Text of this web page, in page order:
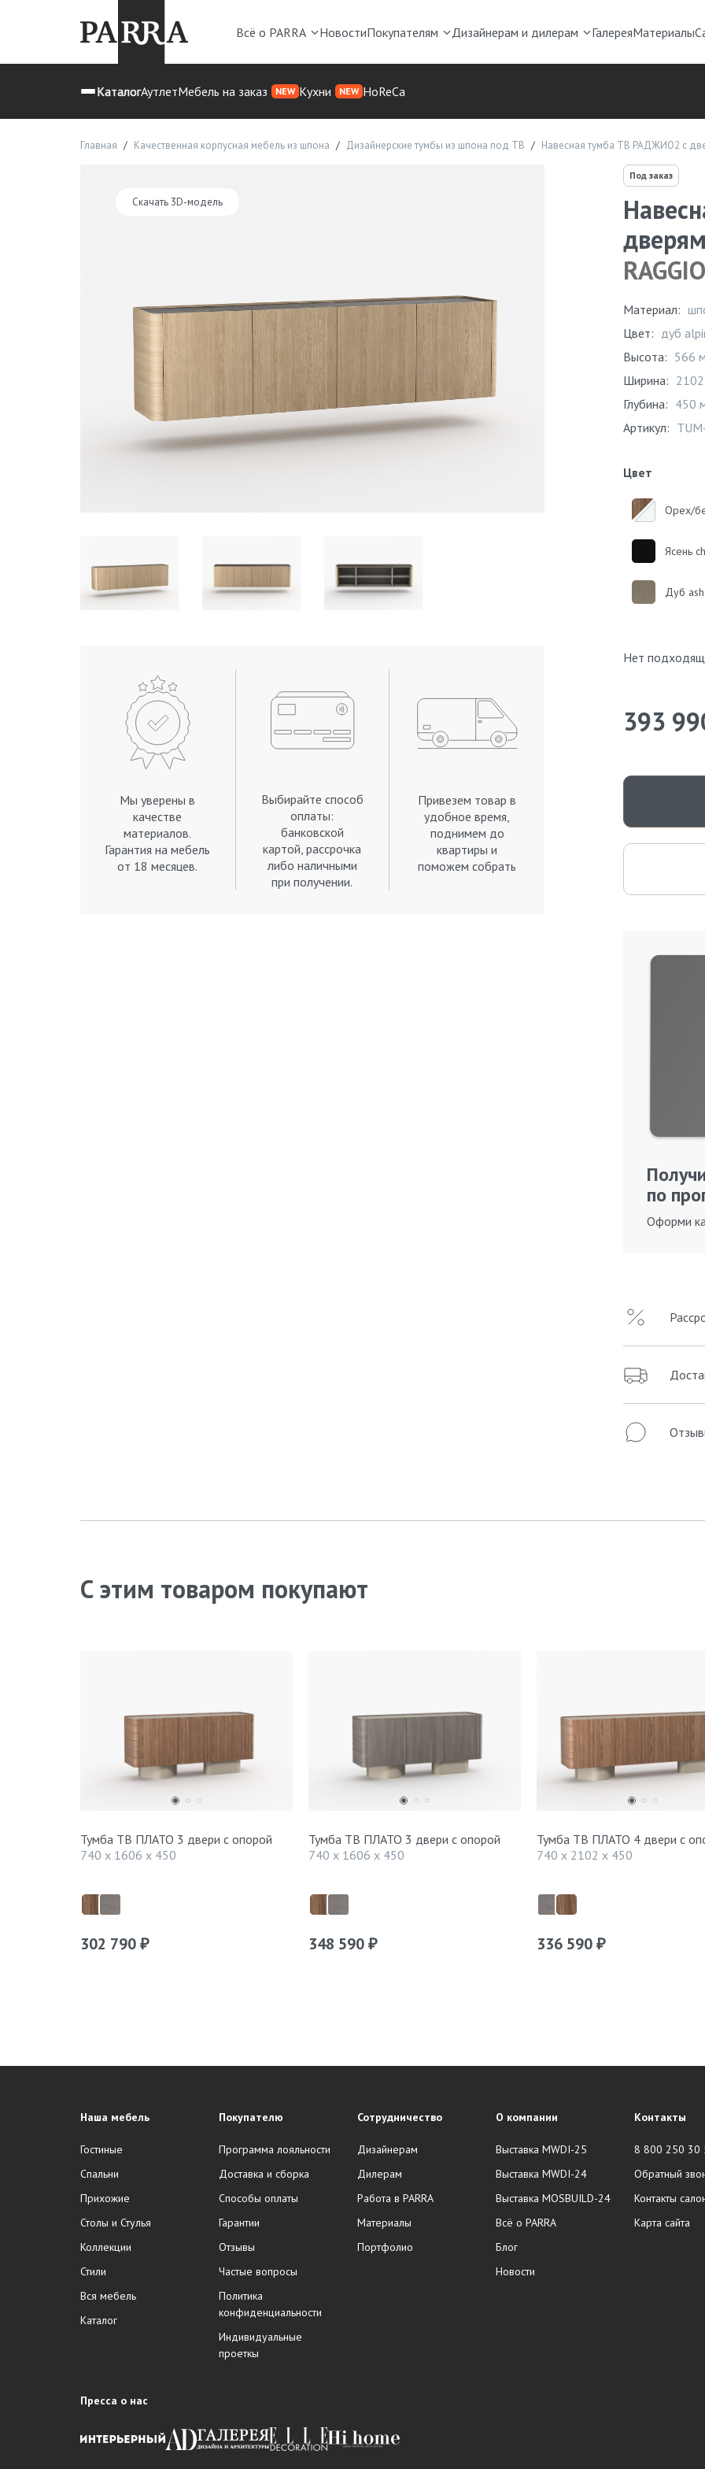
Всё о PARRA НовостиПокупателям Дизайнерам и дилерам ГалереяМатериалы
КаталогАутлетМебель на заказ NEW Кухни NEW HoReCa
Главная Качественная корпусная мебель из шпона Дизайнерские тумбы из шпона под ТВ Навесная тумба ТВ РАДЖИО2 с
Скачать 3D-модель
Мы уверены в
качестве
материалов.
Гарантия на мебель
от 18 месяцев.
Выбирайте способ
оплаты:
банковской
картой, рассрочка
либо наличными
при получении.
Привезем товар в
удобное время,
поднимем до
квартиры и
поможем собрать
Под заказ
Материал:
Цвет: дуб
Высота: 566
Ширина:
Глубина: 450
Артикул:
Цвет
Орех/
Ясень
Дуб
Нет
393
по
Оформи
С этим товаром покупают
Тумба ТВ ПЛАТО 3 двери с опорой
740 x 1606 x 450
302 790 ₽
Тумба ТВ ПЛАТО 3 двери с опорой
740 x 1606 x 450
348 590 ₽
Тумба ТВ ПЛАТО 4 двери с
740 x 2102 x 450
336 590 ₽
Наша мебель
Гостиные
Спальни
Прихожие
Столы и Стулья
Коллекции
Стили
Вся мебель
Каталог
Покупателю
Программа лояльности
Доставка и сборка
Способы оплаты
Гарантии
Отзывы
Частые вопросы
Политика
конфиденциальности
Индивидуальные
проеткы
Сотрудничество
Дизайнерам
Дилерам
Работа в PARRA
Материалы
Портфолио
О компании
Выставка MWDI-25
Выставка MWDI-24
Выставка MOSBUILD-24
Всё о PARRA
Блог
Новости
Контакты
8 800 250 30
Обратный
Контакты
Карта сайта
Пресса о нас